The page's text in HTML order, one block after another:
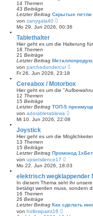
g
14 Themen
43 Beiträge
Letzter Beitrag Скрытые петли
von zanygala40
e
u
s
t
B
e
i
r
a
Mo 29. Jun 2026, 00:36
Tablethalter
Hier geht es um die Halterung
18 Themen
21 Beiträge
Letzter Beitrag
von parchedundercur
e
s
t
B
a
Fr 26. Jun 2026, 23:18
Cereabox / Motorbox
Hier geht es um die
12 Themen
15 Beiträge
Letzter Beitrag ТОП-5
von adorabletablewa
e
u
s
t
B
i
r
a
g
Mi 10. Jun 2026, 22:08
Joystick
Hier geht es um die
13 Themen
15 Beiträge
Letzter Beitrag Промокод
von upsetsilence17
e
u
e
s
t
e
e
Mo 22. Jun 2026, 18:03
elektrisch wegklappender
In diesem Thema seht ihr
betätigt werden muss, sondern
16 Themen
26 Beiträge
Letzter Beitrag Как сделать
von hollowpaint16